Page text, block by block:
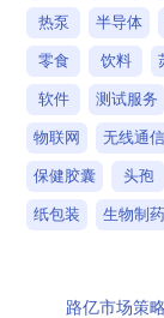
热泵 半导体
零食 饮料
软件 测试服务
物联网 无线通信
保健胶囊 头孢
纸包装 生物制药
路亿市场策略